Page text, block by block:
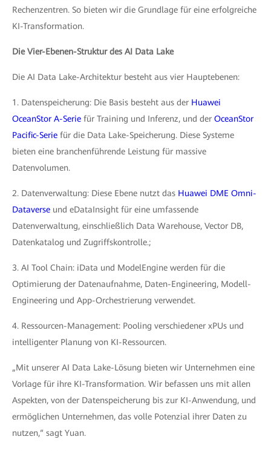
Rechenzentren. So bieten wir die Grundlage für eine erfolgreiche
KI-Transformation.
Die Vier-Ebenen-Struktur des AI Data Lake
Die AI Data Lake-Architektur besteht aus vier Hauptebenen:
1. Datenspeicherung: Die Basis besteht aus der Huawei
OceanStor A-Serie für Training und Inferenz, und der OceanStor
Pacific-Serie für die Data Lake-Speicherung. Diese Systeme
bieten eine branchenführende Leistung für massive
Datenvolumen.
2. Datenverwaltung: Diese Ebene nutzt das Huawei DME Omni-
Dataverse und eDataInsight für eine umfassende
Datenverwaltung, einschließlich Data Warehouse, Vector DB,
Datenkatalog und Zugriffskontrolle.;
3. AI Tool Chain: iData und ModelEngine werden für die
Optimierung der Datenaufnahme, Daten-Engineering, Modell-
Engineering und App-Orchestrierung verwendet.
4. Ressourcen-Management: Pooling verschiedener xPUs und
intelligenter Planung von KI-Ressourcen.
„Mit unserer AI Data Lake-Lösung bieten wir Unternehmen eine
Vorlage für ihre KI-Transformation. Wir befassen uns mit allen
Aspekten, von der Datenspeicherung bis zur KI-Anwendung, und
ermöglichen Unternehmen, das volle Potenzial ihrer Daten zu
nutzen,“ sagt Yuan.